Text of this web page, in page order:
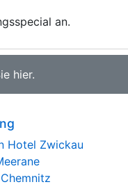
an.
hier.
Hotel Zwickau